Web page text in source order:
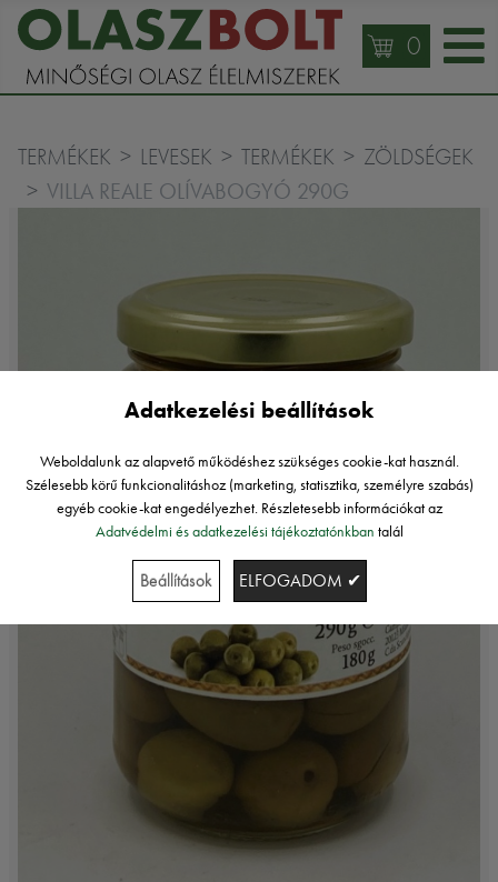
0
TERMÉKEK LEVESEK TERMÉKEK ZÖLDSÉGEK
VILLA REALE OLÍVABOGYÓ 290G
Adatkezelési beállítások
Weboldalunk az alapvető működéshez szükséges cookie-kat használ.
Szélesebb körű funkcionalitáshoz (marketing, statisztika, személyre szabás)
egyéb cookie-kat engedélyezhet. Részletesebb információkat az
Adatvédelmi és adatkezelési tájékoztatónkban talál
Beállítások ELFOGADOM ✔